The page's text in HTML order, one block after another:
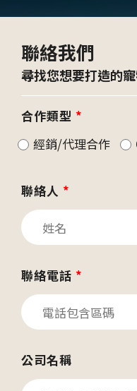
聯絡我們
尋找您想要打造的
合作類型 *
經銷/代理合作
聯絡人 *
聯絡電話 *
公司名稱